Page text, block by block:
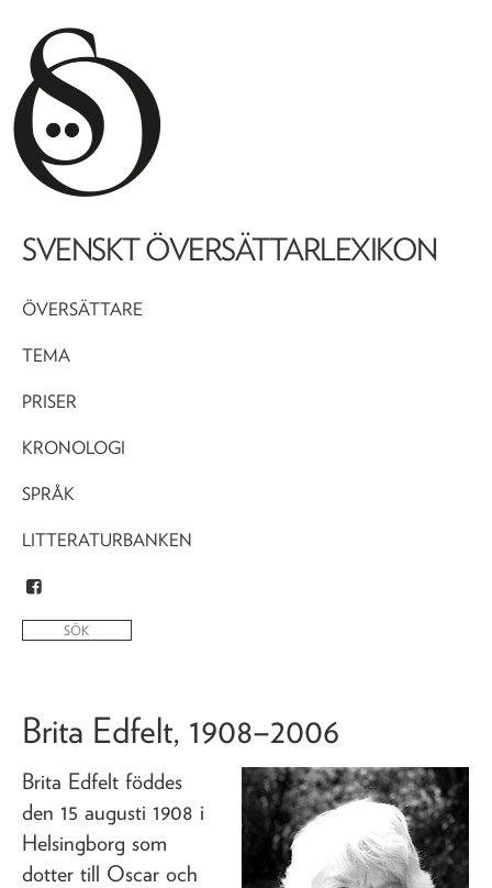
SVENSKT ÖVERSÄTTARLEXIKON
ÖVERSÄTTARE
TEMA
PRISER
KRONOLOGI
SPRÅK
LITTERATURBANKEN
Brita Edfelt, 1908–2006
Brita Edfelt föddes
den 15 augusti 1908 i
Helsingborg som
dotter till Oscar och